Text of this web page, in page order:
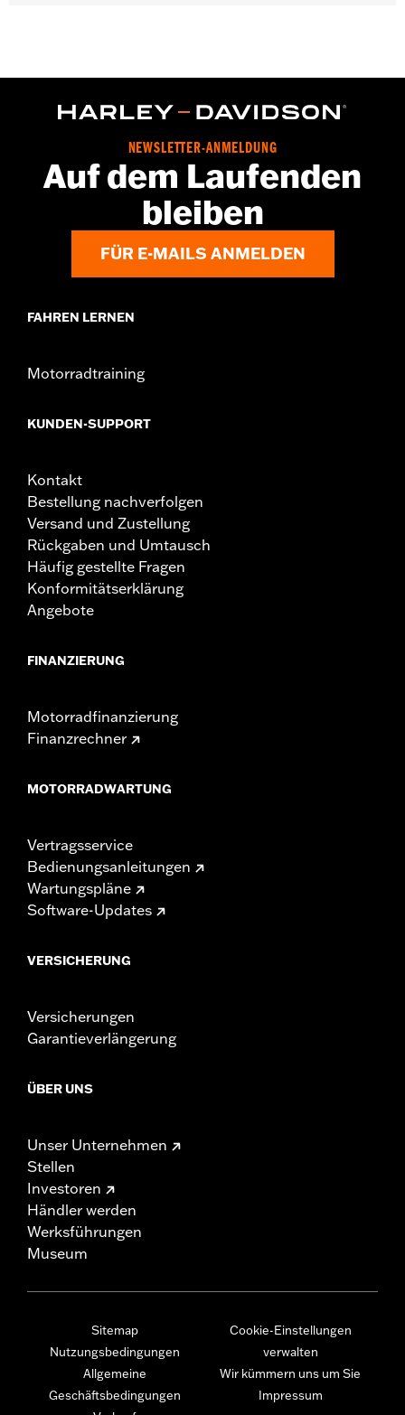
Kollektion: Harley-Davidson Motor Co.
Paar Mutternkappen für die Hinterachse,
Feststellschrauben, Inbusschlüssel und Installationsanleitung
NEWSLETTER-ANMELDUNG
Auf dem Laufenden
bleiben
FÜR E-MAILS ANMELDEN
FAHREN LERNEN
Motorradtraining
KUNDEN-SUPPORT
Kontakt
Bestellung nachverfolgen
Versand und Zustellung
Rückgaben und Umtausch
Häufig gestellte Fragen
Konformitätserklärung
Angebote
FINANZIERUNG
Motorradfinanzierung
Finanzrechner
MOTORRADWARTUNG
Vertragsservice
Bedienungsanleitungen
Wartungspläne
Software-Updates
VERSICHERUNG
Versicherungen
Garantieverlängerung
ÜBER UNS
Unser Unternehmen
Stellen
Investoren
Händler werden
Werksführungen
Museum
Sitemap
Nutzungsbedingungen
Allgemeine
Geschäftsbedingungen
Cookie-Einstellungen
verwalten
Wir kümmern uns um Sie
Impressum